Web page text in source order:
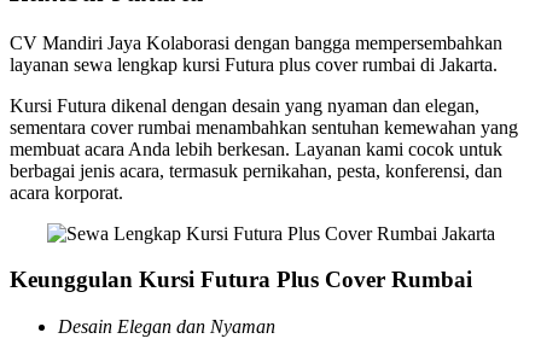
CV Mandiri Jaya Kolaborasi dengan bangga mempersembahkan
layanan sewa lengkap kursi Futura plus cover rumbai di Jakarta.
Kursi Futura dikenal dengan desain yang nyaman dan elegan,
sementara cover rumbai menambahkan sentuhan kemewahan yang
membuat acara Anda lebih berkesan. Layanan kami cocok untuk
berbagai jenis acara, termasuk pernikahan, pesta, konferensi, dan
acara korporat.
Keunggulan Kursi Futura Plus Cover Rumbai
Desain Elegan dan Nyaman